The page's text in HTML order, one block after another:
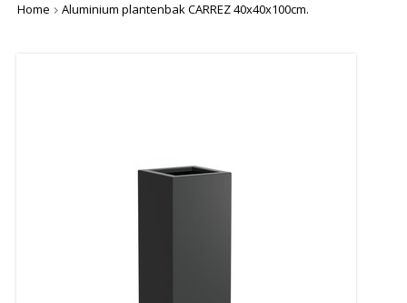
Home Aluminium plantenbak CARREZ 40x40x100cm.